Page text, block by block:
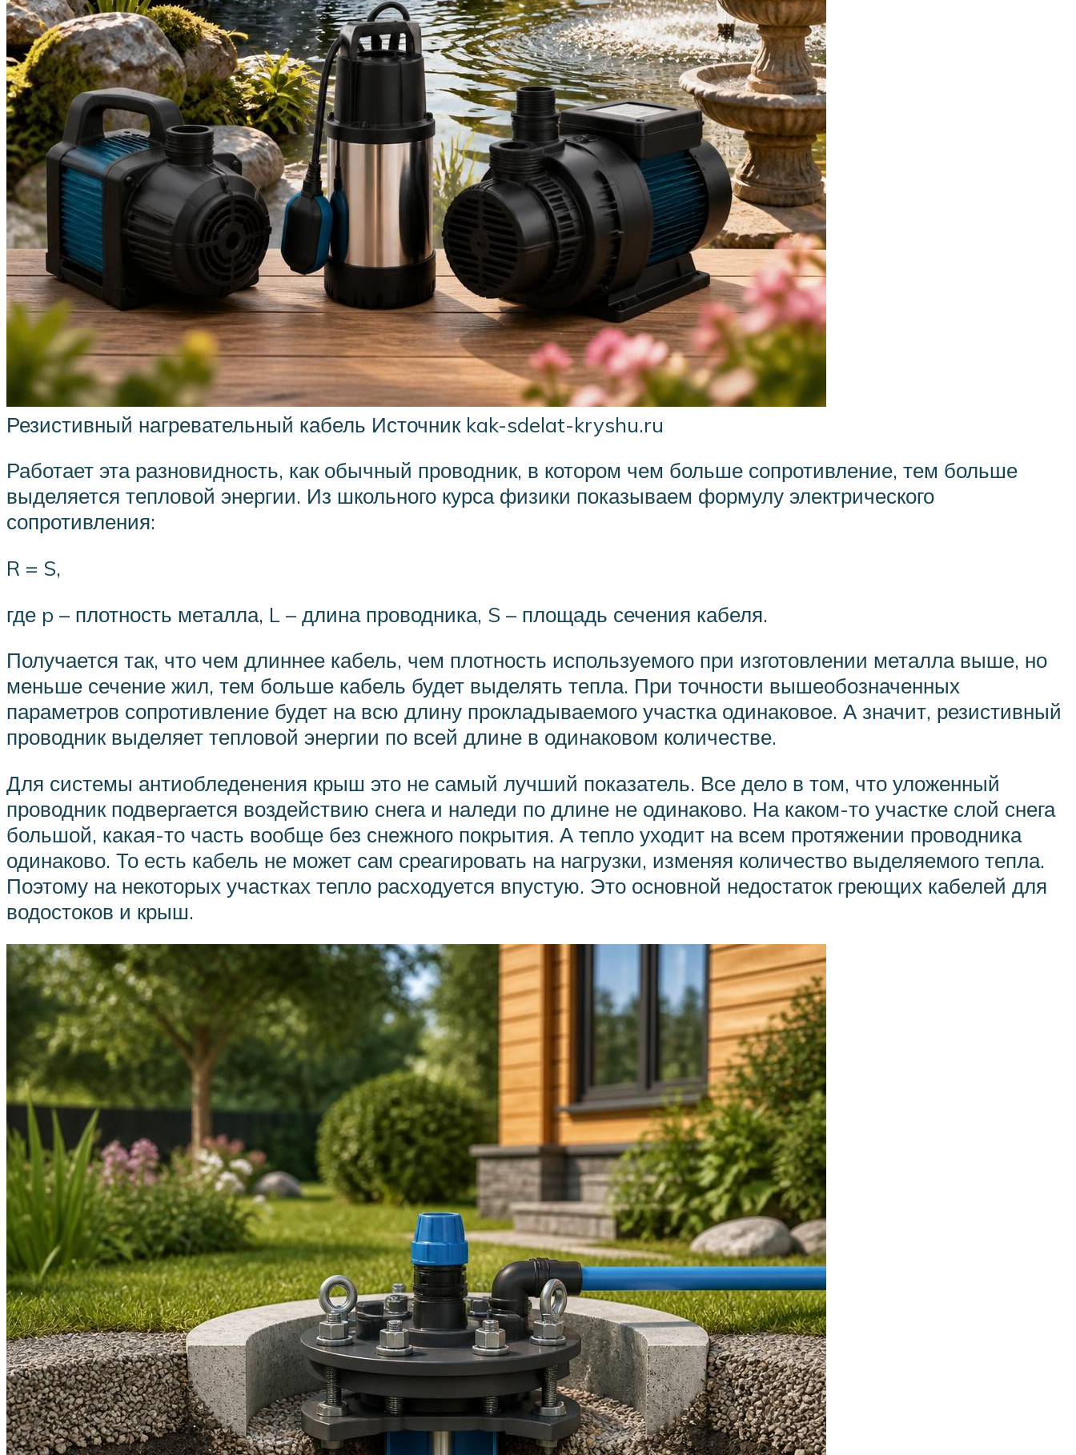
Резистивный нагревательный кабель Источник kak-sdelat-kryshu.ru
Работает эта разновидность, как обычный проводник, в котором чем больше сопротивление, тем больше
выделяется тепловой энергии. Из школьного курса физики показываем формулу электрического
сопротивления:
R = S,
где p – плотность металла, L – длина проводника, S – площадь сечения кабеля.
Получается так, что чем длиннее кабель, чем плотность используемого при изготовлении металла выше, но
меньше сечение жил, тем больше кабель будет выделять тепла. При точности вышеобозначенных
параметров сопротивление будет на всю длину прокладываемого участка одинаковое. А значит, резистивный
проводник выделяет тепловой энергии по всей длине в одинаковом количестве.
Для системы антиобледенения крыш это не самый лучший показатель. Все дело в том, что уложенный
проводник подвергается воздействию снега и наледи по длине не одинаково. На каком-то участке слой снега
большой, какая-то часть вообще без снежного покрытия. А тепло уходит на всем протяжении проводника
одинаково. То есть кабель не может сам среагировать на нагрузки, изменяя количество выделяемого тепла.
Поэтому на некоторых участках тепло расходуется впустую. Это основной недостаток греющих кабелей для
водостоков и крыш.